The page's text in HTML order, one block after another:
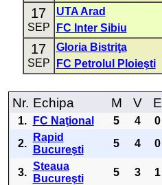
17
SEP
UTA Arad
FC Inter Sibiu
17
SEP
Gloria Bistriţa
FC Petrolul Ploieşti
Nr. Echipa M V E
1. FC Naţional 5 4 0
2.
Rapid
Bucureşti
5 4 0
3.
Steaua
Bucureşti
5 3 1